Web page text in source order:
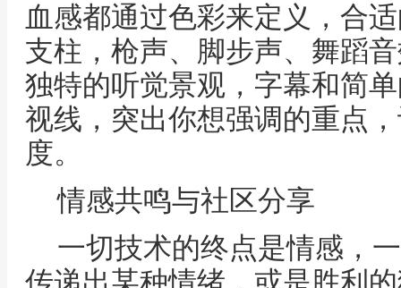
血感都通过色彩来定义，合
支柱，枪声、脚步声、舞蹈
独特的听觉景观，字幕和简
视线，突出你想强调的重点
度。
情感共鸣与社区分享
一切技术的终点是情感，